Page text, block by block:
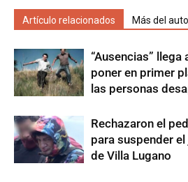
Artículo relacionados Más del
“Ausencias”
poner en primer
las personas
Rechazaron el
para suspender
de Villa Lugano